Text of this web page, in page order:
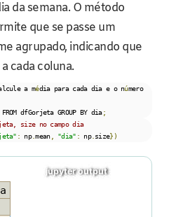
da semana. O método
que se passe um
agrupado, indicando que
cada coluna.
a média para cada dia e o número
FROM dfGorjeta GROUP BY dia;
size no campo dia
: np.mean, "dia" : np. size})